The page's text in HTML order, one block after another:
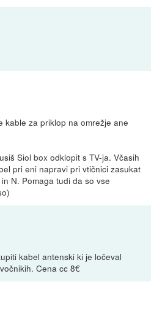
kable za priklop na omrežje ane
Siol box odklopit s TV-ja. Včasih
pri eni napravi pri vtičnici zasukat
N. Pomaga tudi da so vse
kabel antenski ki je ločeval
Cena cc 8€